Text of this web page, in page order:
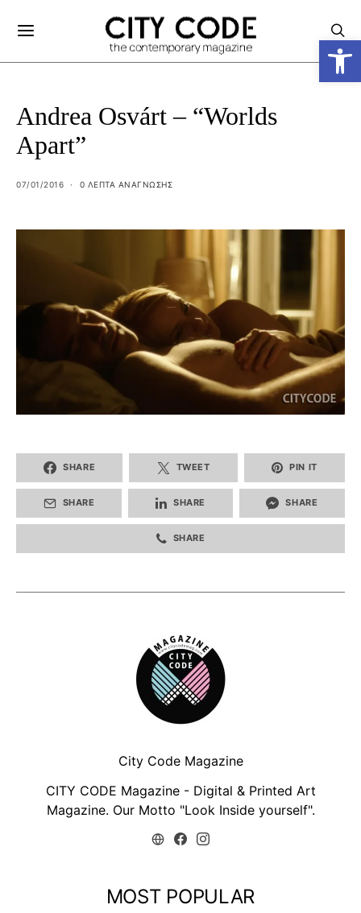
Andrea Osvárt – “Worlds
Apart”
07/01/2016 0 ΛΕΠΤΑ ΑΝΆΓΝΩΣΗΣ
SHARE TWEET PIN IT
SHARE SHARE SHARE
SHARE
City Code Magazine
CITY CODE Magazine - Digital & Printed Art
Magazine. Our Motto "Look Inside yourself".
MOST POPULAR